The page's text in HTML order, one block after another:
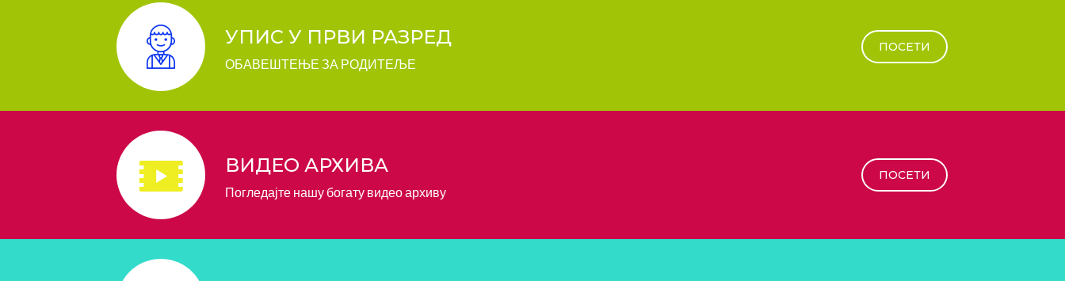
УПИС У ПРВИ РАЗРЕД
ОБАВЕШТЕЊЕ ЗА РОДИТЕЉЕ
ПОСЕТИ
ВИДЕО АРХИВА
Погледајте нашу богату видео архиву
ПОСЕТИ